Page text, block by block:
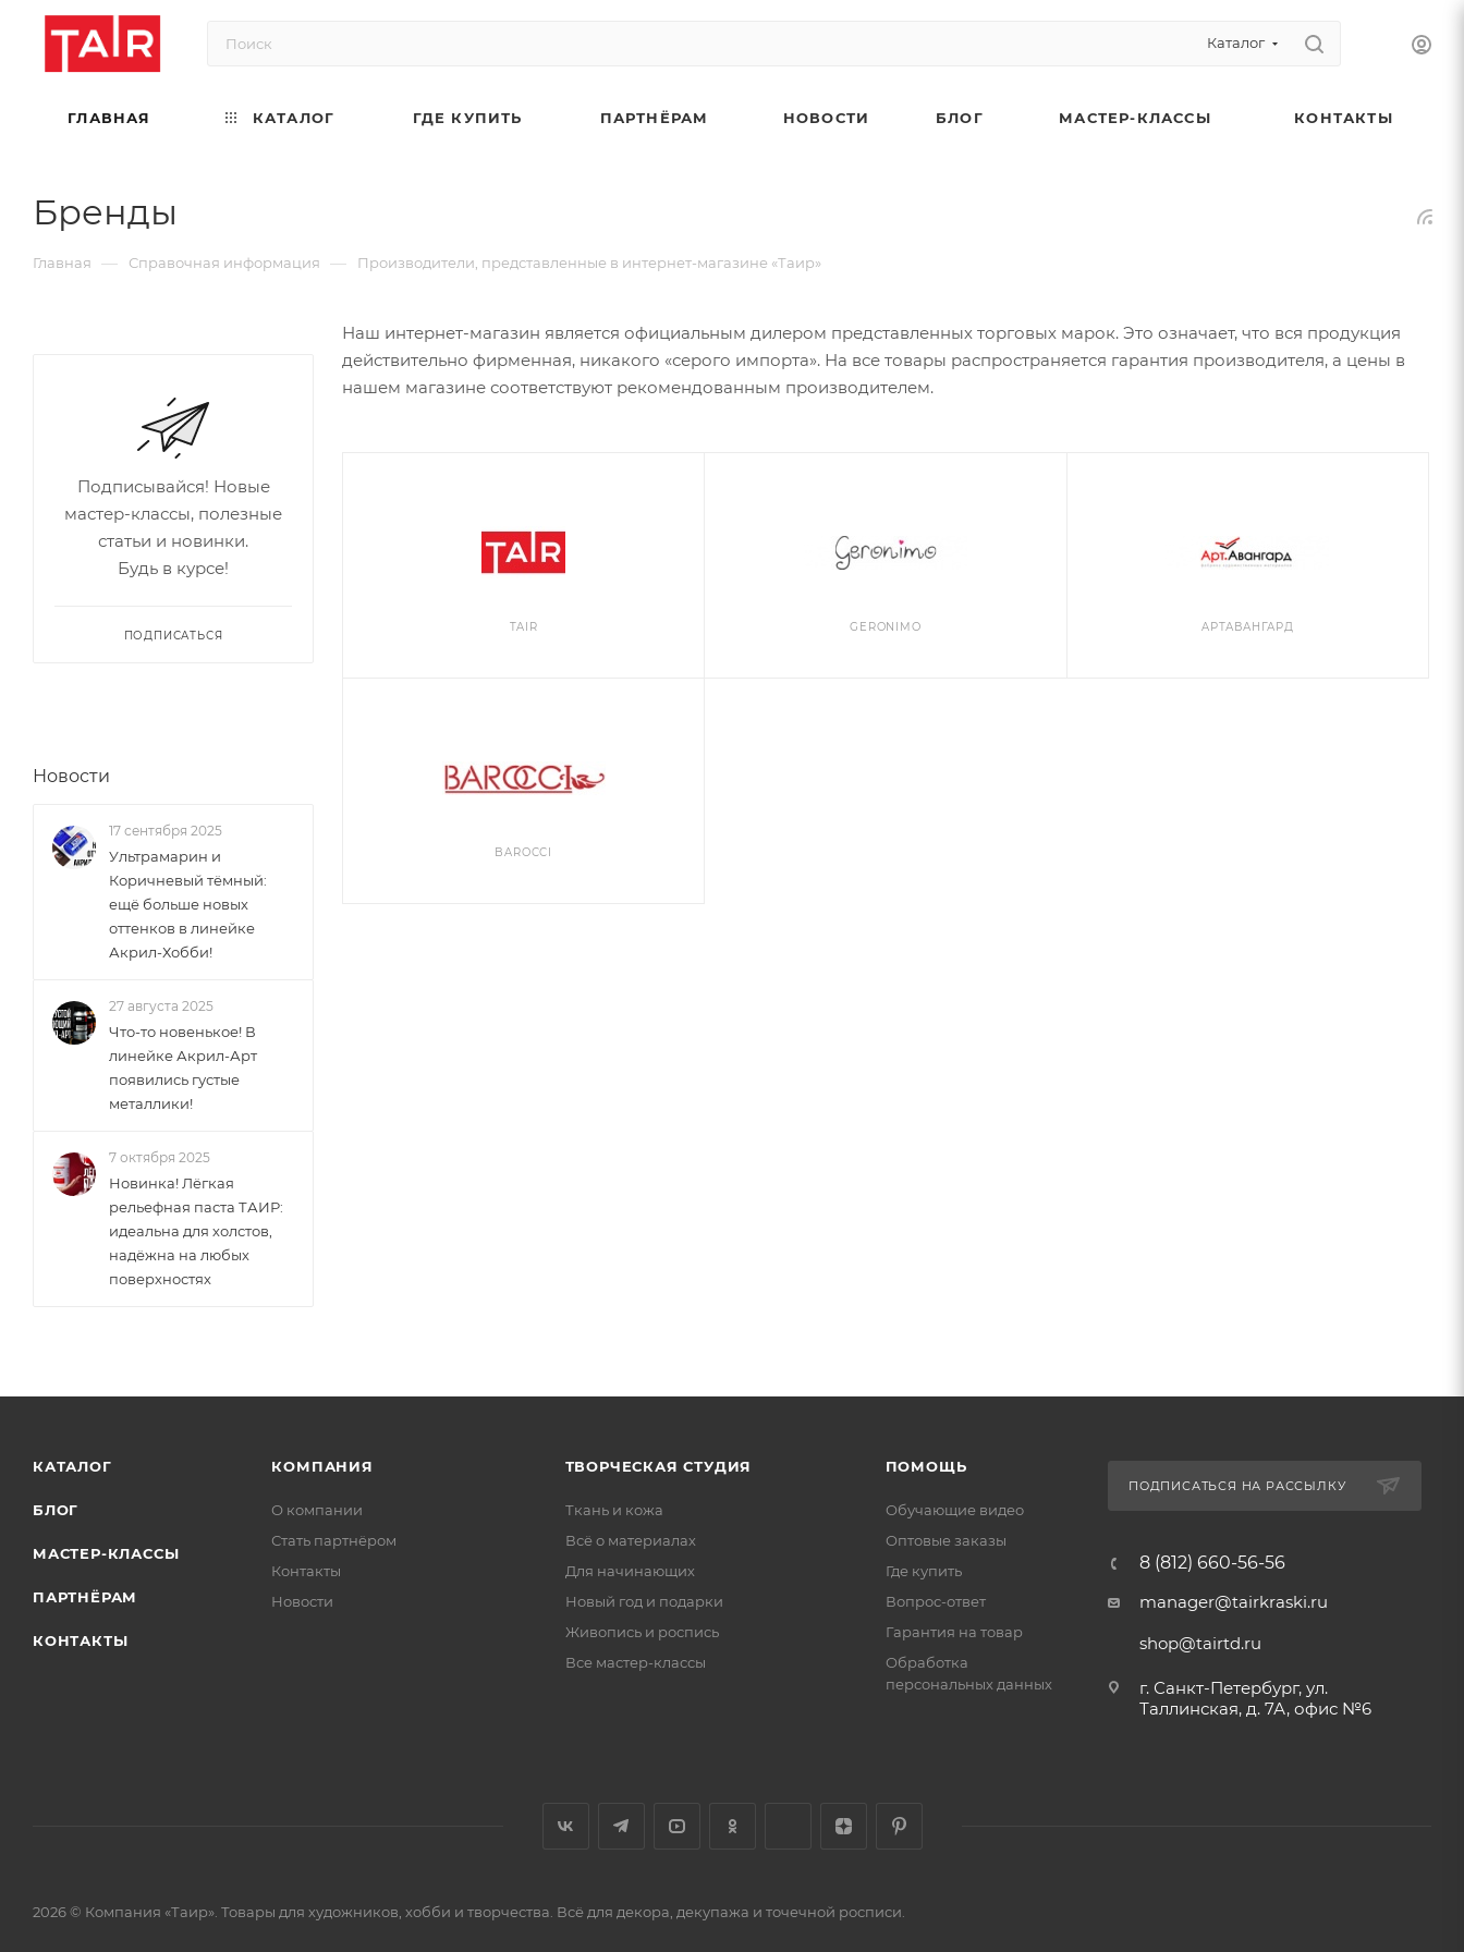
Каталог
ГЛАВНАЯ КАТАЛОГ ГДЕ КУПИТЬ ПАРТНЁРАМ НОВОСТИ БЛОГ МАСТЕР-КЛАССЫ КОНТАКТЫ
Бренды
Главная — Справочная информация — Производители, представленные в интернет-магазине «Таир»
Наш интернет-магазин является официальным дилером представленных торговых марок. Это означает, что вся продукция
действительно фирменная, никакого «серого импорта». На все товары распространяется гарантия производителя, а цены в
нашем магазине соответствуют рекомендованным производителем.
TAIR GERONIMO AРТАВАНГАРД
BAROCCI
Подписывайся! Новые
мастер-классы, полезные
статьи и новинки.
Будь в курсе!
ПОДПИСАТЬСЯ
Новости
17 сентября 2025
Ультрамарин и
Коричневый тёмный:
ещё больше новых
оттенков в линейке
Акрил-Хобби!
27 августа 2025
Что-то новенькое! В
линейке Акрил-Арт
появились густые
металлики!
7 октября 2025
Новинка! Лёгкая
рельефная паста ТАИР:
идеальна для холстов,
надёжна на любых
поверхностях
КАТАЛОГ
БЛОГ
МАСТЕР-КЛАССЫ
ПАРТНЁРАМ
КОНТАКТЫ
КОМПАНИЯ
О компании
Стать партнёром
Контакты
Новости
ТВОРЧЕСКАЯ СТУДИЯ
Ткань и кожа
Всё о материалах
Для начинающих
Новый год и подарки
Живопись и роспись
Все мастер-классы
ПОМОЩЬ
Обучающие видео
Оптовые заказы
Где купить
Вопрос-ответ
Гарантия на товар
Обработка
персональных данных
ПОДПИСАТЬСЯ НА РАССЫЛКУ
8 (812) 660-56-56
manager@tairkraski.ru
shop@tairtd.ru
г. Санкт-Петербург, ул.
Таллинская, д. 7А, офис №6
2026 © Компания «Таир». Товары для художников, хобби и творчества. Всё для декора, декупажа и точечной росписи.